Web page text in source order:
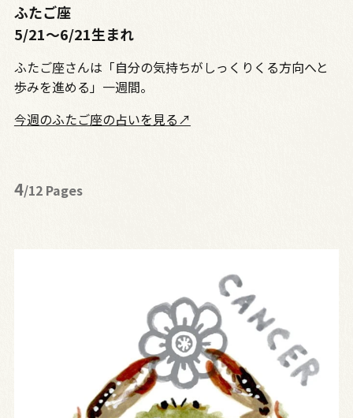
ふたご座
5/21～6/21生まれ
ふたご座さんは「自分の気持ちがしっくりくる方向へと
歩みを進める」一週間。
今週のふたご座の占いを見る↗
4/12 Pages